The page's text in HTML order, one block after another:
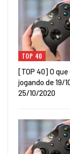
TOP 40
[TOP 40] O
jogando de 19/
25/10/2020